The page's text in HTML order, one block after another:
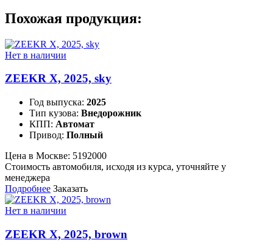
Похожая продукция:
Нет в наличии
ZEEKR X, 2025, sky
Год выпуска: 2025
Тип кузова: Внедорожник
КПП: Автомат
Привод: Полный
Цена в Москве: 5192000
Стоимость автомобиля, исходя из курса, уточняйте у
менеджера
Подробнее Заказать
Нет в наличии
ZEEKR X, 2025, brown